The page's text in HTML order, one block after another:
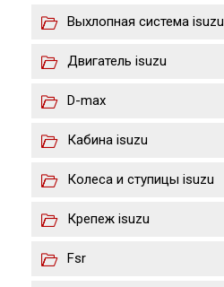
Выхлопная система isuzu
Двигатель isuzu
D-max
Кабина isuzu
Колеса и ступицы isuzu
Крепеж isuzu
Fsr